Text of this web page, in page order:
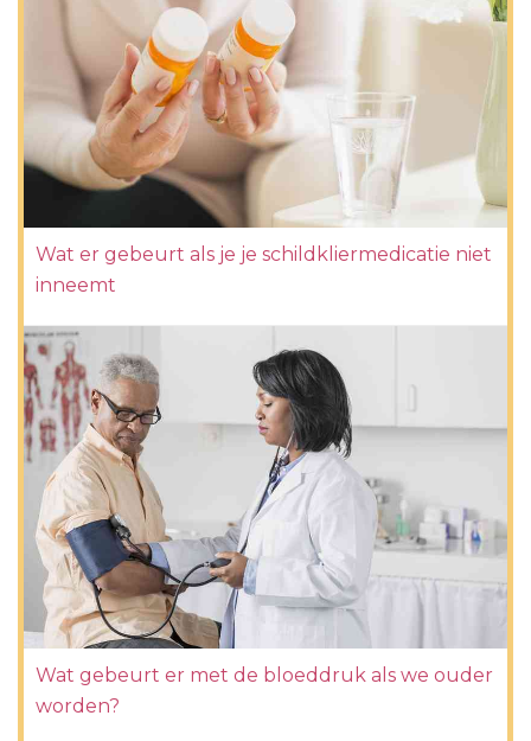
Wat er gebeurt als je je schildkliermedicatie niet
inneemt
Wat gebeurt er met de bloeddruk als we ouder
worden?